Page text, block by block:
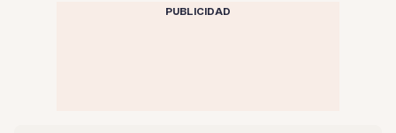
PUBLICIDAD